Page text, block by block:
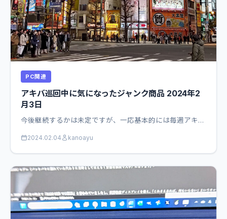
PC関連
アキバ巡回中に気になったジャンク商品 2024年2
月3日
今後継続するかは未定ですが、一応基本的には毎週アキ…
2024.02.04 kanoayu